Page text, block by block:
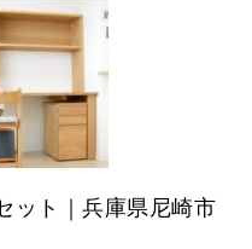
ト｜兵庫県尼崎市